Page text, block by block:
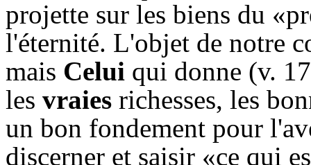
projette sur les biens du
l'éternité. L'objet de notre
mais Celui qui donne (v.
les vraies richesses, les
un bon fondement pour
discerner et saisir «ce qui